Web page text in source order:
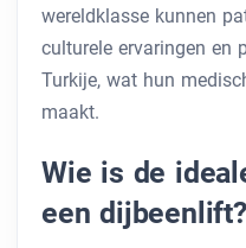
wereldklasse kunnen
culturele ervaringen en
Turkije, wat hun
maakt.
Wie is de
een dijbeenlift?